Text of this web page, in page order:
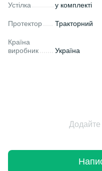
Устілка у комплекті
Протектор Тракторний
Країна
виробник
Україна
Додайте